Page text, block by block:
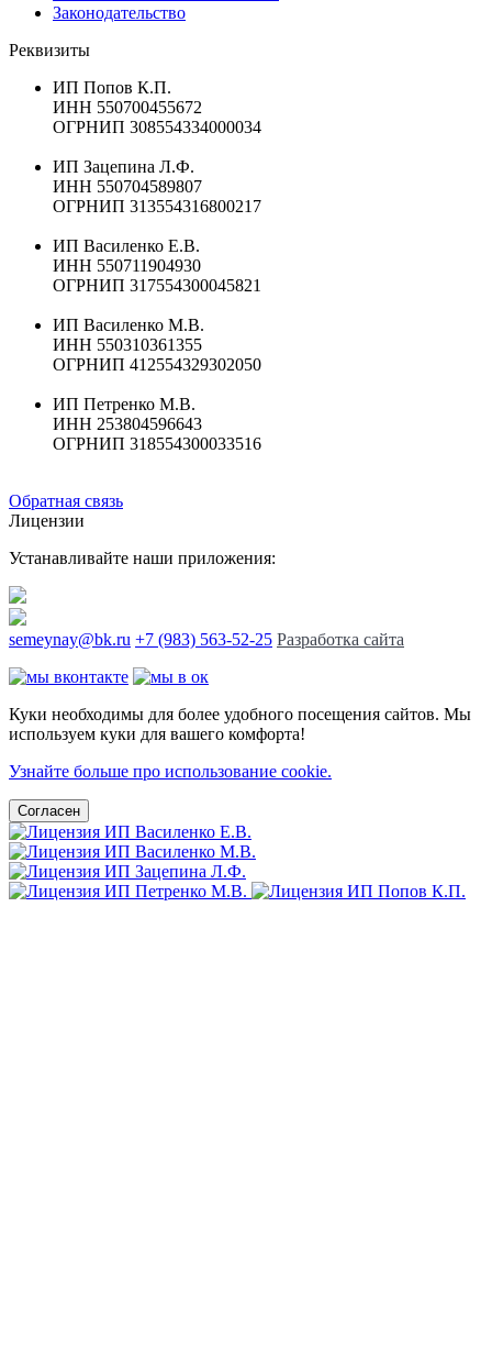
Законодательство
Реквизиты
ИП Попов К.П.
ИНН 550700455672
ОГРНИП 308554334000034
ИП Зацепина Л.Ф.
ИНН 550704589807
ОГРНИП 313554316800217
ИП Василенко Е.В.
ИНН 550711904930
ОГРНИП 317554300045821
ИП Василенко М.В.
ИНН 550310361355
ОГРНИП 412554329302050
ИП Петренко М.В.
ИНН 253804596643
ОГРНИП 318554300033516
Обратная связь
Лицензии
Устанавливайте наши приложения:
semeynay@bk.ru +7 (983) 563-52-25 Разработка сайта
Куки необходимы для более удобного посещения сайтов. Мы
используем куки для вашего комфорта!
Узнайте больше про использование cookie.
Согласен